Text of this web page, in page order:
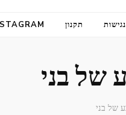
תקנון
של בני
של בני